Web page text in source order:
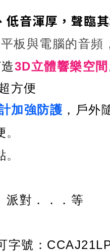
低音渾厚，聲臨
板與電腦的音
3D立體響樂空間
方便
加強防護 ，戶外
。
。
派對．．．等
字號：